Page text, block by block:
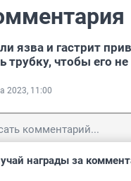
язва и гастрит
трубку, чтобы его
2023, 11:00
награды за